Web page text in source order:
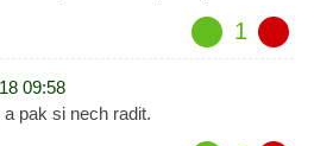
1
09:58
pak si nech radit.